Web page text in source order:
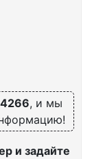
, и мы
и задайте